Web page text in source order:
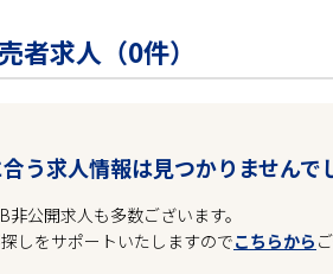
者求人（0件）
う求人情報は見つかりませんで
非公開求人も多数ございます。
しをサポートいたしますのでこちらから